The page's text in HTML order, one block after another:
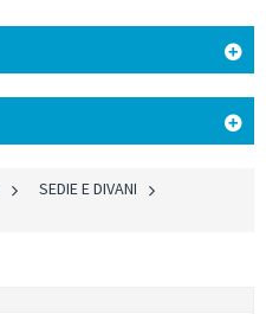
>
SEDIE E DIVANI